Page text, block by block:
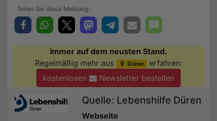
Immer auf dem neusten Stand.
Regelmäßig mehr aus
Düren
erfahren:
kostenlosen
Newsletter bestellen
Quelle: Lebenshilfe Düren
Webseite